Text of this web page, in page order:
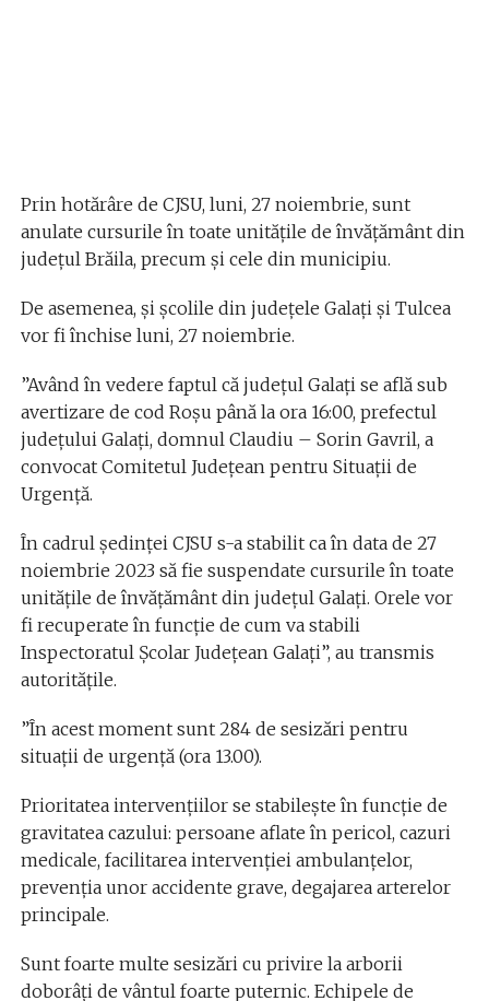
Prin hotărâre de CJSU, luni, 27 noiembrie, sunt
anulate cursurile în toate unitățile de învățământ din
județul Brăila, precum și cele din municipiu.
De asemenea, și școlile din județele Galați și Tulcea
vor fi închise luni, 27 noiembrie.
”Având în vedere faptul că județul Galați se află sub
avertizare de cod Roșu până la ora 16:00, prefectul
județului Galați, domnul Claudiu – Sorin Gavril, a
convocat Comitetul Județean pentru Situații de
Urgență.
În cadrul ședinței CJSU s-a stabilit ca în data de 27
noiembrie 2023 să fie suspendate cursurile în toate
unitățile de învățământ din județul Galați. Orele vor
fi recuperate în funcție de cum va stabili
Inspectoratul Școlar Județean Galați”, au transmis
autoritățile.
”În acest moment sunt 284 de sesizări pentru
situații de urgență (ora 13.00).
Prioritatea intervențiilor se stabilește în funcție de
gravitatea cazului: persoane aflate în pericol, cazuri
medicale, facilitarea intervenției ambulanțelor,
prevenția unor accidente grave, degajarea arterelor
principale.
Sunt foarte multe sesizări cu privire la arborii
doborâți de vântul foarte puternic. Echipele de